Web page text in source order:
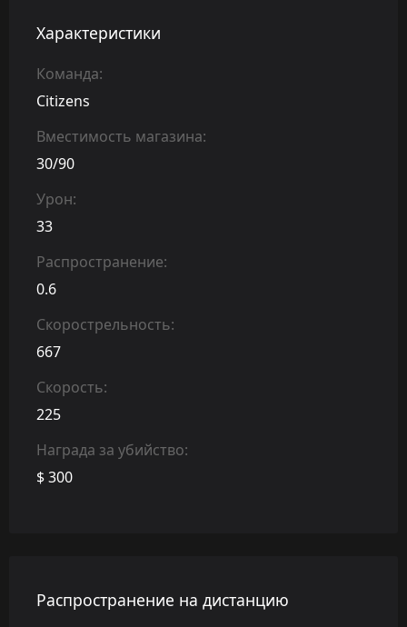
Характеристики
Команда:
Citizens
Вместимость магазина:
30/90
Урон:
33
Распространение:
0.6
Скорострельность:
667
Скорость:
225
Награда за убийство:
$ 300
Распространение на дистанцию